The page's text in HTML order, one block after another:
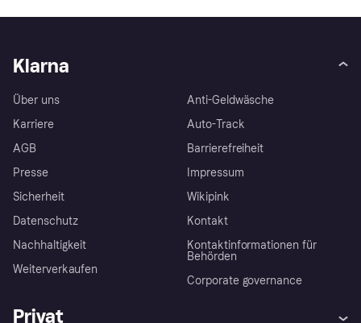
Klarna
Über uns
Karriere
AGB
Presse
Sicherheit
Datenschutz
Nachhaltigkeit
Weiterverkaufen
Anti-Geldwäsche
Auto-Track
Barrierefreiheit
Impressum
Wikipink
Kontakt
Kontaktinformationen für
Behörden
Corporate governance
Privat